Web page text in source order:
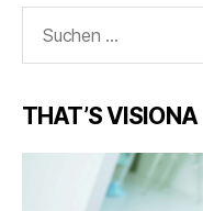
nach:
THAT’S VISIONA